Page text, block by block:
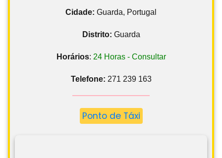
Cidade: Guarda, Portugal
Distrito: Guarda
Horários: 24 Horas - Consultar
Telefone: 271 239 163
Ponto de Táxi